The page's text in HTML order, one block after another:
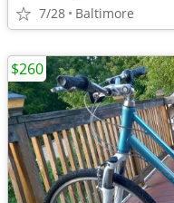
7/28 Baltimore
$260